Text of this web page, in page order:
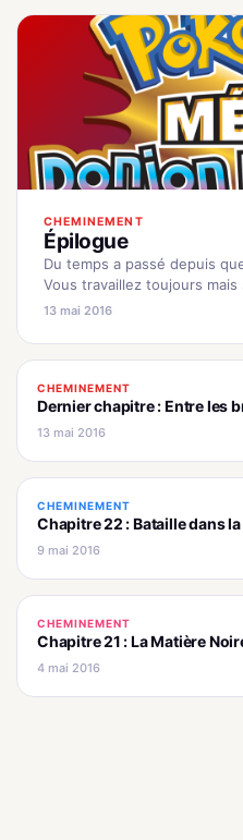
CHEMINEMENT
Épilogue
Du temps a passé depuis
Vous travaillez toujours
saveur... Accès rapide : La
13 mai 2016
CHEMINEMENT
Dernier chapitre : Entre les
13 mai 2016
CHEMINEMENT
Chapitre 22 : Bataille dans
9 mai 2016
CHEMINEMENT
Chapitre 21 : La Matière
4 mai 2016